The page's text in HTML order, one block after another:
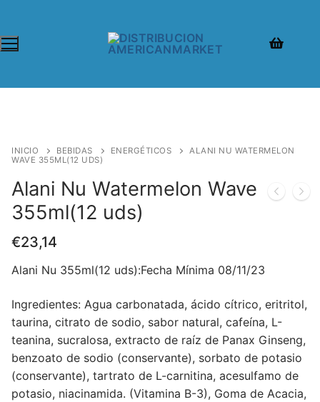
INICIO BEBIDAS ENERGÉTICOS
ALANI NU WATERMELON
WAVE 355ML(12 UDS)
Alani Nu Watermelon Wave
355ml(12 uds)
€23,14
Alani Nu 355ml(12 uds):Fecha Mínima 08/11/23
Ingredientes: Agua carbonatada, ácido cítrico, eritritol,
taurina, citrato de sodio, sabor natural, cafeína, L-
teanina, sucralosa, extracto de raíz de Panax Ginseng,
benzoato de sodio (conservante), sorbato de potasio
(conservante), tartrato de L-carnitina, acesulfamo de
potasio, niacinamida. (Vitamina B-3), Goma de Acacia,